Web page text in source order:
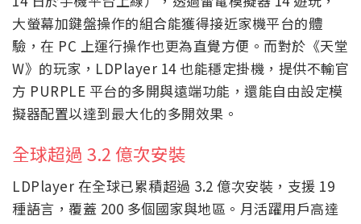
大螢幕加鍵盤操作的組合能獲得接近家機平台的體
驗，在 PC 上運行操作也更為直覺方便。而對於《天堂
W》的玩家，LDPlayer 14 也能穩定掛機，提供不輸官
方 PURPLE 平台的多開與遠端功能，還能自由設定模
擬器配置以達到最大化的多開效果。
全球超過 3.2 億次安裝
LDPlayer 在全球已累積超過 3.2 億次安裝，支援 19
種語言，覆蓋 200 多個國家與地區。月活躍用戶高達